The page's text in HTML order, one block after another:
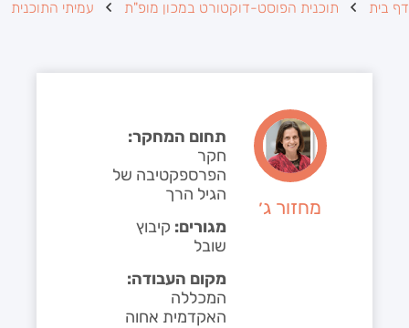
דף בית תוכנית הפוסט-דוקטורט במכון מופ"ת עמיתי התוכנית
מחזור ג׳
תחום המחקר:
חקר
הפרספקטיבה של
הגיל הרך
מגורים: קיבוץ
שובל
מקום העבודה:
המכללה
האקדמית אחוה